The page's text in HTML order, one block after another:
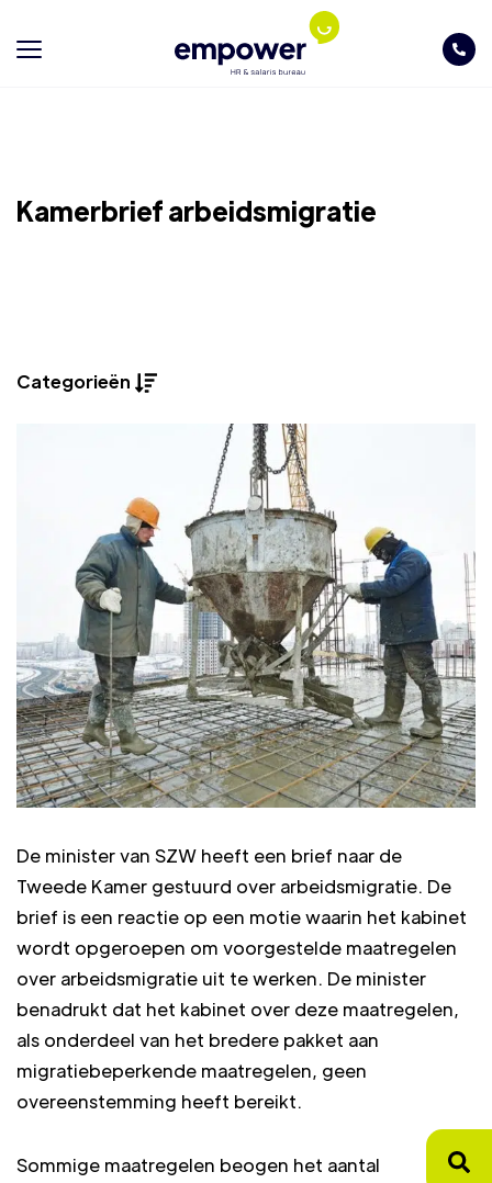
Kamerbrief arbeidsmigratie
Categorieën
De minister van SZW heeft een brief naar de
Tweede Kamer gestuurd over arbeidsmigratie. De
brief is een reactie op een motie waarin het kabinet
wordt opgeroepen om voorgestelde maatregelen
over arbeidsmigratie uit te werken. De minister
benadrukt dat het kabinet over deze maatregelen,
als onderdeel van het bredere pakket aan
migratiebeperkende maatregelen, geen
overeenstemming heeft bereikt.
Sommige maatregelen beogen het aantal